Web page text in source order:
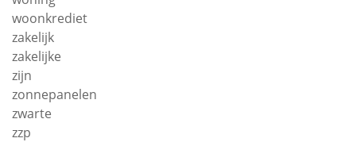
woonkrediet
zakelijk
zakelijke
zijn
zonnepanelen
zwarte
zzp